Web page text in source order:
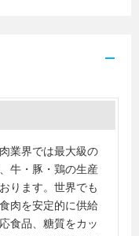
業界では最大級の
牛・豚・鶏の生産
ります。世界でも
肉を安定的に供給
食品、糖質をカッ